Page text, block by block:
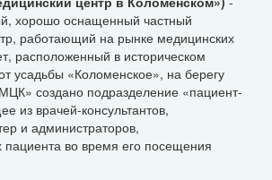
хорошо оснащенный частный
работающий на рынке медицинских
расположенный в историческом
усадьбы «Коломенское», на берегу
создано подразделение «пациент-
из врачей-консультантов,
и администраторов,
во время его посещения